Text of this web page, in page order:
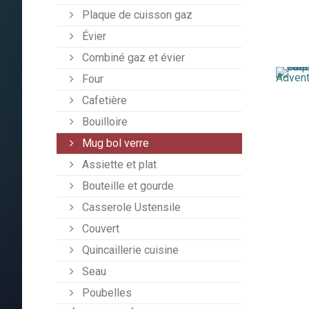
Plaque de cuisson gaz
Évier
Combiné gaz et évier
Four
Cafetière
Bouilloire
Mug bol verre
Assiette et plat
Bouteille et gourde
Casserole Ustensile
Couvert
Quincaillerie cuisine
Seau
Poubelles